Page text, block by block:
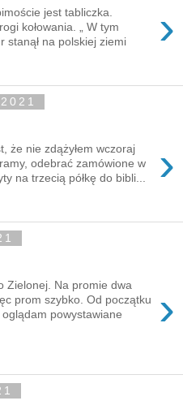
›
jest tabliczka.
kołowania. „ W tym
stanął na polskiej ziemi
›
że nie zdążyłem wczoraj
odebrać zamówione w
na trzecią półkę do bibli...
›
Zielonej. Na promie dwa
prom szybko. Od początku
powystawiane